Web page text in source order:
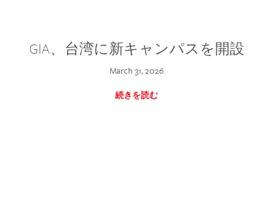
GIA、台湾に新キャンパスを開設
March 31, 2026
続きを読む